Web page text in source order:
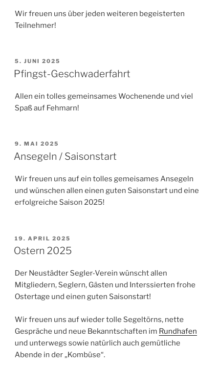
Wir freuen uns über jeden weiteren begeisterten
Teilnehmer!
VERÖFFENTLICHT
AM
5. JUNI 2025
Pfingst-Geschwaderfahrt
Allen ein tolles gemeinsames Wochenende und viel
Spaß auf Fehmarn!
VERÖFFENTLICHT
AM
9. MAI 2025
Ansegeln / Saisonstart
Wir freuen uns auf ein tolles gemeisames Ansegeln
und wünschen allen einen guten Saisonstart und eine
erfolgreiche Saison 2025!
VERÖFFENTLICHT
AM
19. APRIL 2025
Ostern 2025
Der Neustädter Segler-Verein wünscht allen
Mitgliedern, Seglern, Gästen und Interssierten frohe
Ostertage und einen guten Saisonstart!
Wir freuen uns auf wieder tolle Segeltörns, nette
Gespräche und neue Bekanntschaften im Rundhafen
und unterwegs sowie natürlich auch gemütliche
Abende in der „Kombüse“.